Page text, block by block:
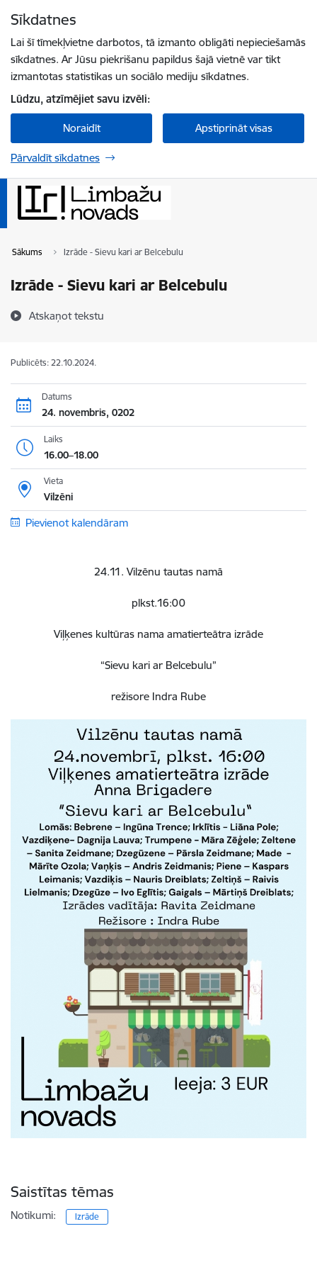
Sīkdatnes
Lai šī tīmekļvietne darbotos, tā izmanto obligāti nepieciešamās
sīkdatnes. Ar Jūsu piekrišanu papildus šajā vietnē var tikt
izmantotas statistikas un sociālo mediju sīkdatnes.
Lūdzu, atzīmējiet savu izvēli:
Noraidīt Apstiprināt visas
Pārvaldīt sīkdatnes
Sākums Izrāde - Sievu kari ar Belcebulu
Izrāde - Sievu kari ar Belcebulu
Atskaņot tekstu
Publicēts: 22.10.2024.
Datums
24. novembris, 0202
Laiks
16.00–18.00
Vieta
Vilzēni
Pievienot kalendāram
24.11. Vilzēnu tautas namā
plkst.16:00
Viļķenes kultūras nama amatierteātra izrāde
“Sievu kari ar Belcebulu”
režisore Indra Rube
Saistītas tēmas
Notikumi: Izrāde